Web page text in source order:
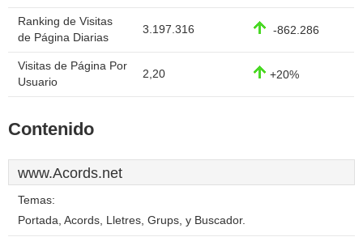
Ranking de Visitas
de Página Diarias
3.197.316 -862.286
Visitas de Página Por
Usuario
2,20 +20%
Contenido
www.Acords.net
Temas:
Portada, Acords, Lletres, Grups, y Buscador.